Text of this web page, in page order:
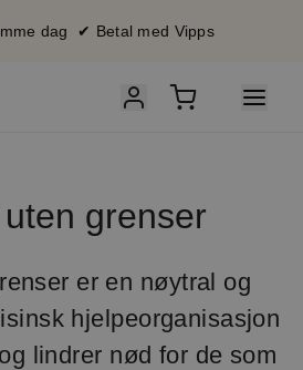
dag ✔ Betal med Vipps
grenser
er en nøytral og
hjelpeorganisasjon
lindrer nød for de som